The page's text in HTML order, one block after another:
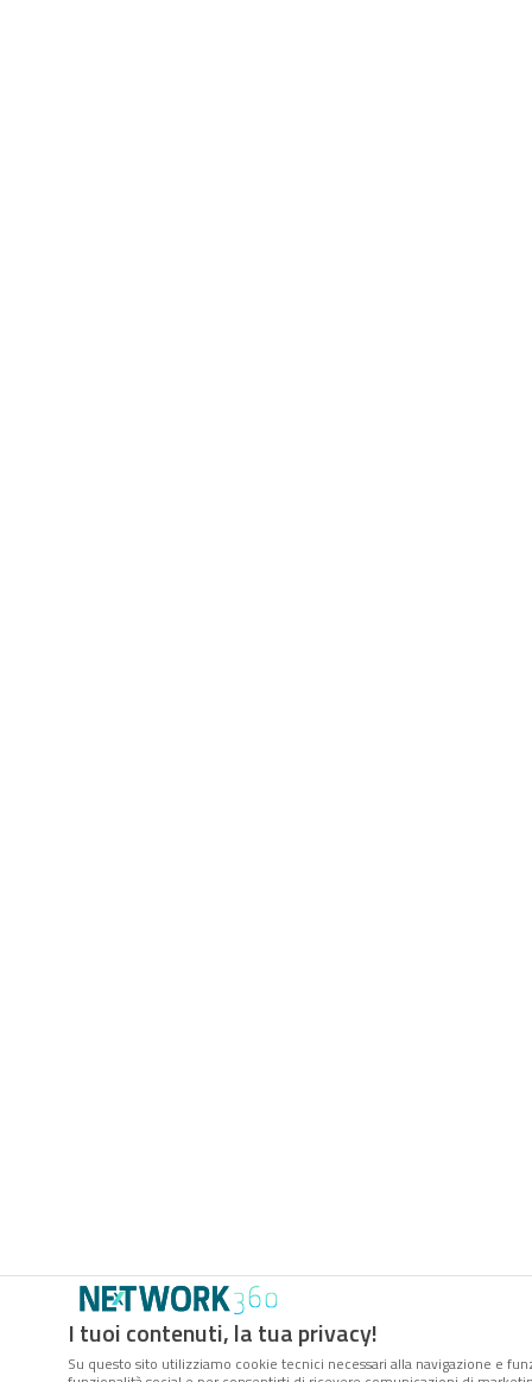
I tuoi contenuti, la tua privacy!
Su questo sito utilizziamo cookie tecnici necessari alla navigazione e